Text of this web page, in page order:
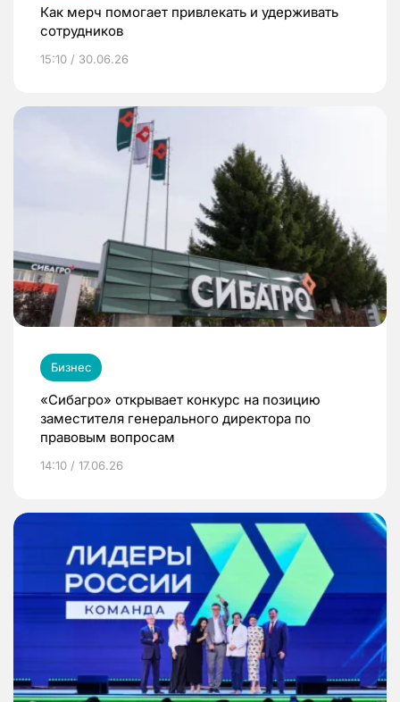
Как мерч помогает привлекать и удерживать
сотрудников
15:10 / 30.06.26
Бизнес
«Сибагро» открывает конкурс на позицию
заместителя генерального директора по
правовым вопросам
14:10 / 17.06.26